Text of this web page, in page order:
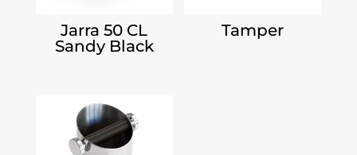
Jarra 50 CL
Sandy Black
Tamper